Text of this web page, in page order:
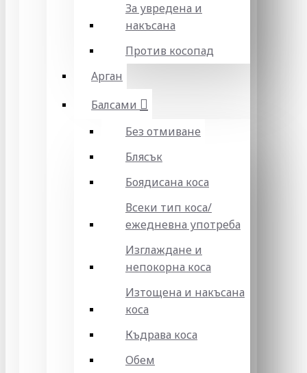
За увредена и
накъсана
Против косопад
Арган
Балсами
Без отмиване
Блясък
Боядисана коса
Всеки тип коса/
ежедневна употреба
Изглаждане и
непокорна коса
Изтощена и накъсана
коса
Къдрава коса
Обем